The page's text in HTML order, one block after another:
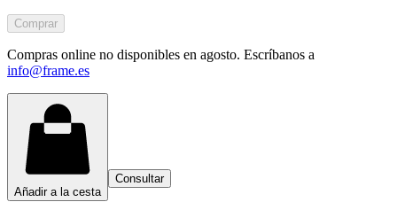
Comprar
Compras online no disponibles en agosto. Escríbanos a
info@frame.es
Añadir a la cesta
Consultar